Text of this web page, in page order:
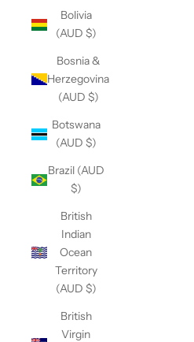
Bolivia
(AUD $)
Bosnia &
Herzegovina
(AUD $)
Botswana
(AUD $)
Brazil (AUD
$)
British
Indian
Ocean
Territory
(AUD $)
British
Virgin